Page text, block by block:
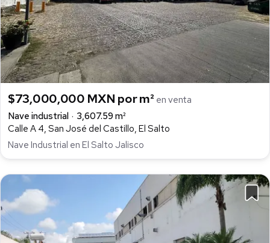
$73,000,000 MXN por m² en venta
Nave industrial
3,607.59 m²
Calle A 4, San José del Castillo, El Salto
Nave Industrial en El Salto Jalisco